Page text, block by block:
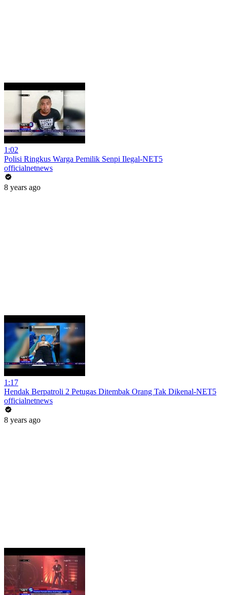
1:02
Polisi Ringkus Warga Pemilik Senpi Ilegal-NET5
officialnetnews
8 years ago
1:17
Hendak Berpatroli 2 Petugas Ditembak Orang Tak Dikenal-NET5
officialnetnews
8 years ago